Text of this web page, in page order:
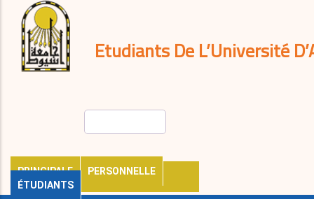
Etudiants De L’Université
PRINCIPALE
PERSONNELLE
ÉTUDIANTS
décisions
Expatriés
Journal